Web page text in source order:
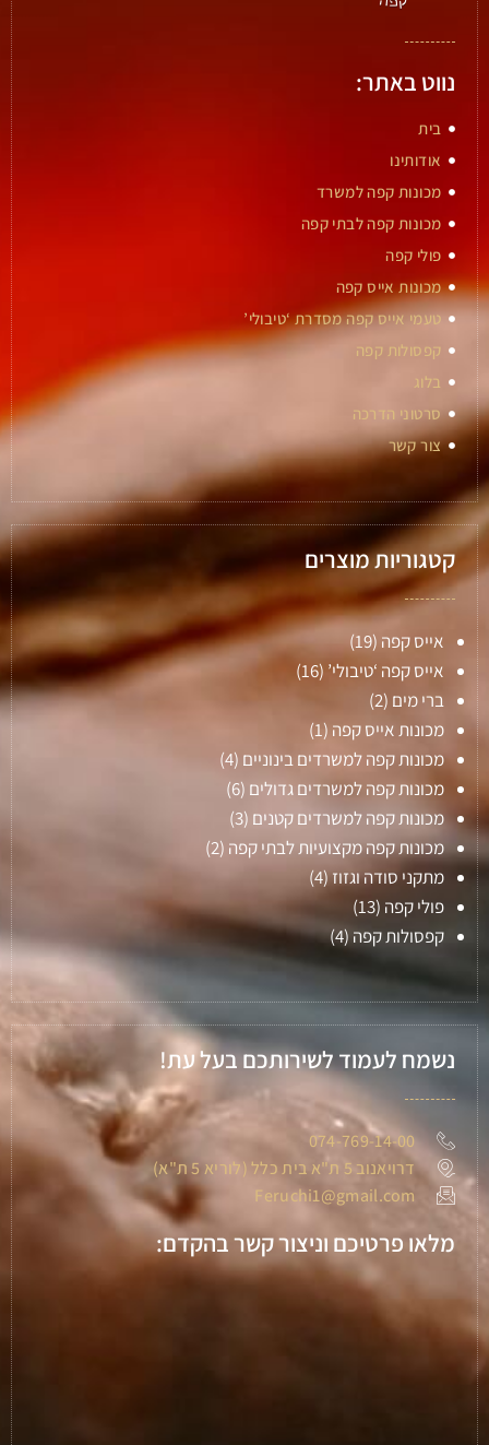
נווט באתר:
בית
אודותינו
מכונות קפה למשרד
מכונות קפה לבתי קפה
פולי קפה
מכונות אייס קפה
טעמי אייס קפה מסדרת ‘טיבולי’
קפסולות קפה
בלוג
סרטוני הדרכה
צור קשר
קטגוריות מוצרים
אייס קפה (19)
אייס קפה ‘טיבולי’ (16)
ברי מים (2)
מכונות אייס קפה (1)
מכונות קפה למשרדים בינוניים (4)
מכונות קפה למשרדים גדולים (6)
מכונות קפה למשרדים קטנים (3)
מכונות קפה מקצועיות לבתי קפה (2)
מתקני סודה וגזוז(4)
פולי קפה (13)
קפסולות קפה (4)
נשמח לעמוד לשירותכם בעל עת!
074-769-14-00
דרויאנוב 5 ת"א בית כלל (לוריא 5 ת"א)
Feruchi1@gmail.com
מלאו פרטיכם וניצור קשר בהקדם: